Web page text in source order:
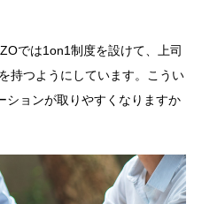
では1on1制度を設けて、上司
持つようにしています。こうい
ションが取りやすくなりますか